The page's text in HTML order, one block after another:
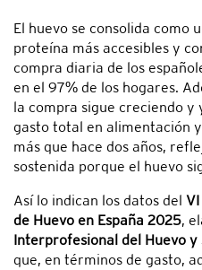
El huevo se consolida como
proteína más accesibles y
compra diaria de los
en el 97% de los hogares.
la compra sigue creciendo y
gasto total en alimentación
más que hace dos años,
sostenida porque el huevo
Así lo indican los datos del
de Huevo en España 2025,
Interprofesional del Huevo y
que, en términos de gasto,